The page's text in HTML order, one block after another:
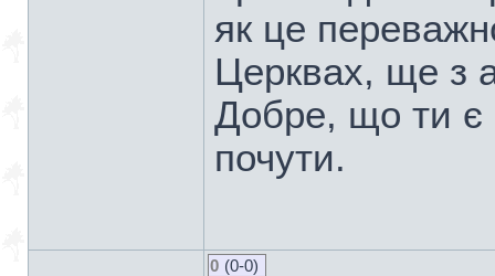
як це
Церквах, ще з
Добре, що ти є
почути.
0 (0-0)